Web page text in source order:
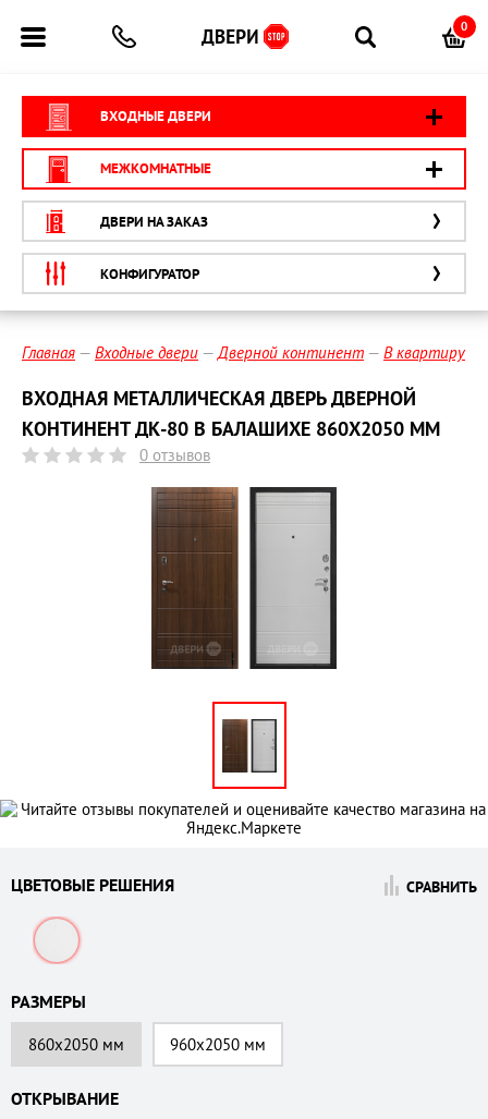
0
ВХОДНЫЕ ДВЕРИ
МЕЖКОМНАТНЫЕ
ДВЕРИ НА ЗАКАЗ
КОНФИГУРАТОР
Главная Входные двери Дверной континент В квартиру
ВХОДНАЯ МЕТАЛЛИЧЕСКАЯ ДВЕРЬ ДВЕРНОЙ
КОНТИНЕНТ ДК-80 В БАЛАШИХЕ 860Х2050 ММ
0 отзывов
СРАВНИТЬ
ЦВЕТОВЫЕ РЕШЕНИЯ
РАЗМЕРЫ
860х2050 мм 960х2050 мм
ОТКРЫВАНИЕ